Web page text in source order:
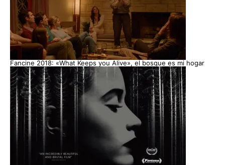
Fancine 2018: «What Keeps you Alive», el bosque es mi hogar